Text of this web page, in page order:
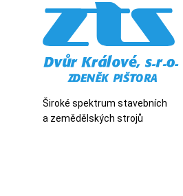
Široké spektrum stavebních
a zemědělských strojů